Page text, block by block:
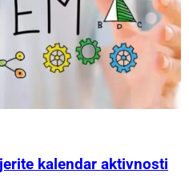
kalendar aktivnosti